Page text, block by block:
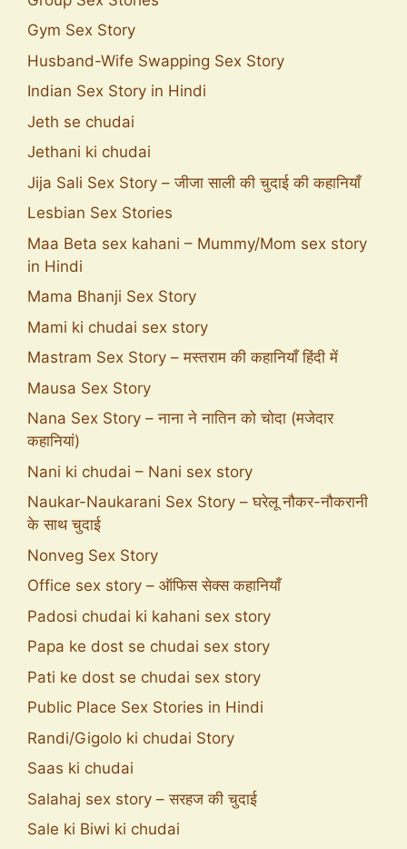
Gym Sex Story
Husband-Wife Swapping Sex Story
Indian Sex Story in Hindi
Jeth se chudai
Jethani ki chudai
Jija Sali Sex Story – जीजा साली की चुदाई की कहानियाँ
Lesbian Sex Stories
Maa Beta sex kahani – Mummy/Mom sex story
in Hindi
Mama Bhanji Sex Story
Mami ki chudai sex story
Mastram Sex Story – मस्तराम की कहानियाँ हिंदी में
Mausa Sex Story
Nana Sex Story – नाना ने नातिन को चोदा (मजेदार
कहानियां)
Nani ki chudai – Nani sex story
Naukar-Naukarani Sex Story – घरेलू नौकर-नौकरानी
के साथ चुदाई
Nonveg Sex Story
Office sex story – ऑफिस सेक्स कहानियाँ
Padosi chudai ki kahani sex story
Papa ke dost se chudai sex story
Pati ke dost se chudai sex story
Public Place Sex Stories in Hindi
Randi/Gigolo ki chudai Story
Saas ki chudai
Salahaj sex story – सरहज की चुदाई
Sale ki Biwi ki chudai